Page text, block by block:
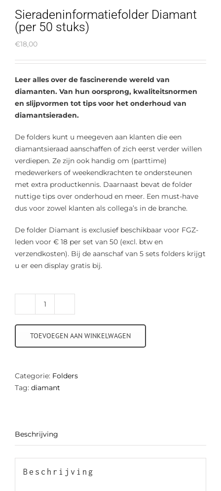
Sieradeninformatiefolder Diamant
(per 50 stuks)
€18,00
Leer alles over de fascinerende wereld van
diamanten. Van hun oorsprong, kwaliteitsnormen
en slijpvormen tot tips voor het onderhoud van
diamantsieraden.
De folders kunt u meegeven aan klanten die een
diamantsieraad aanschaffen of zich eerst verder willen
verdiepen. Ze zijn ook handig om (parttime)
medewerkers of weekendkrachten te ondersteunen
met extra productkennis. Daarnaast bevat de folder
nuttige tips over onderhoud en meer. Een must-have
dus voor zowel klanten als collega’s in de branche.
De folder Diamant is exclusief beschikbaar voor FGZ-
leden voor € 18 per set van 50 (excl. btw en
verzendkosten). Bij de aanschaf van 5 sets folders krijgt
u er een display gratis bij.
Sieradeninformatiefolder
(per
50
TOEVOEGEN AAN WINKELWAGEN
Categorie: Folders
Tag: diamant
Beschrijving
Beschrijving